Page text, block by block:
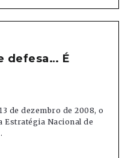
defesa… É
de dezembro de 2008, o
Estratégia Nacional de